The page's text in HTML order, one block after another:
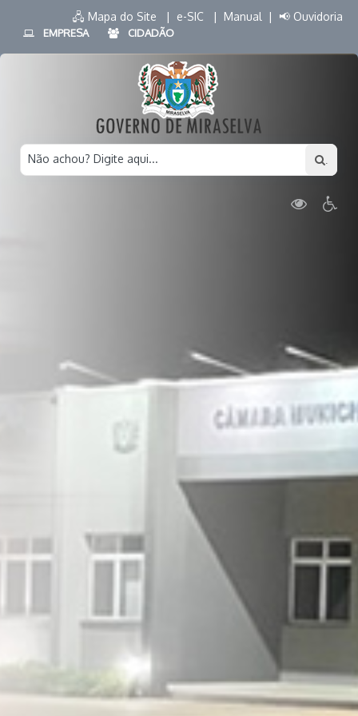
🖧 Mapa do Site | e-SIC | Manual | 📢 Ouvidoria
EMPRESA CIDADÃO
Não achou? Digite aqui...